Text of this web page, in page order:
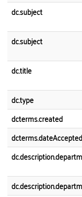
dc.subject
dc.subject
dc.title
dc.type
dcterms.created
dcterms.dateAccepted